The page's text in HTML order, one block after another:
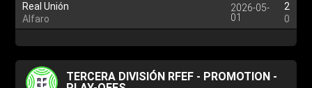
Real Unión
Alfaro
2026-05-
01
2
0
TERCERA DIVISIÓN RFEF - PROMOTION -